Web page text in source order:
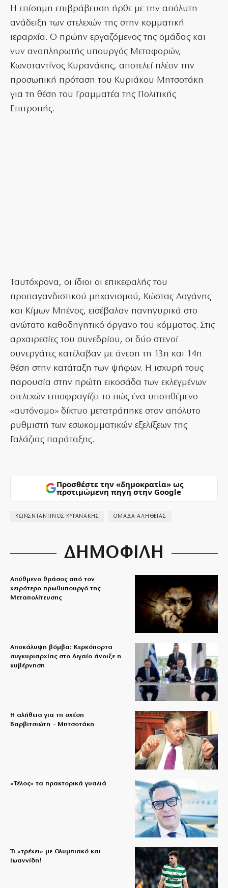
Η επίσημη επιβράβευση ήρθε με την απόλυτη
ανάδειξη των στελεχών της στην κομματική
ιεραρχία. Ο πρώην εργαζόμενος της ομάδας και
νυν αναπληρωτής υπουργός Μεταφορών,
Κωνσταντίνος Κυρανάκης, αποτελεί πλέον την
προσωπική πρόταση του Κυριάκου Μητσοτάκη
για τη θέση του Γραμματέα της Πολιτικής
Επιτροπής.
Ταυτόχρονα, οι ίδιοι οι επικεφαλής του
προπαγανδιστικού μηχανισμού, Κώστας Δογάνης
και Κίμων Μπένος, εισέβαλαν πανηγυρικά στο
ανώτατο καθοδηγητικό όργανο του κόμματος. Στις
αρχαιρεσίες του συνεδρίου, οι δύο στενοί
συνεργάτες κατέλαβαν με άνεση τη 13η και 14η
θέση στην κατάταξη των ψήφων. Η ισχυρή τους
παρουσία στην πρώτη εικοσάδα των εκλεγμένων
στελεχών επισφραγίζει το πώς ένα υποτιθέμενο
«αυτόνομο» δίκτυο μετατράπηκε στον απόλυτο
ρυθμιστή των εσωκομματικών εξελίξεων της
Γαλάζιας παράταξης.
Προσθέστε την «δημοκρατία» ως
προτιμώμενη πηγή στην Google
ΚΩΝΣΝΤΑΝΤΙΝΟΣ ΚΥΡΑΝΑΚΗΣ ΟΜΑΔΑ ΑΛΗΘΕΙΑΣ
ΔΗΜΟΦΙΛΗ
Απύθμενο θράσος από τον
χειρότερο πρωθυπουργό της
Μεταπολίτευσης
Αποκάλυψη βόμβα: Κερκόπορτα
συγκυριαρχίας στο Αιγαίο άνοιξε η
κυβέρνηση
Η αλήθεια για τη σχέση
Βαρβιτσιώτη – Μητσοτάκη
«Τέλος» τα πρακτορικά γυαλιά
Τι «τρέχει» με Ολυμπιακό και
Ιωαννίδη!